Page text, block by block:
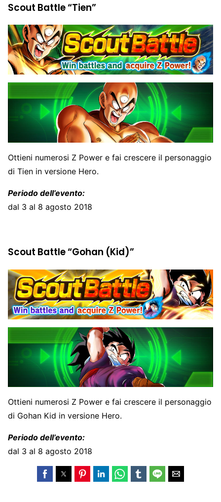
Scout Battle “Tien”
Ottieni numerosi Z Power e fai crescere il personaggio
di Tien in versione Hero.
Periodo dell’evento:
dal 3 al 8 agosto 2018
Scout Battle “Gohan (Kid)”
Ottieni numerosi Z Power e fai crescere il personaggio
di Gohan Kid in versione Hero.
Periodo dell’evento:
dal 3 al 8 agosto 2018